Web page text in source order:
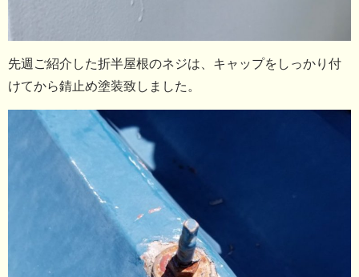
先週ご紹介した折半屋根のネジは、キャップをしっかり付
けてから錆止め塗装致しました。